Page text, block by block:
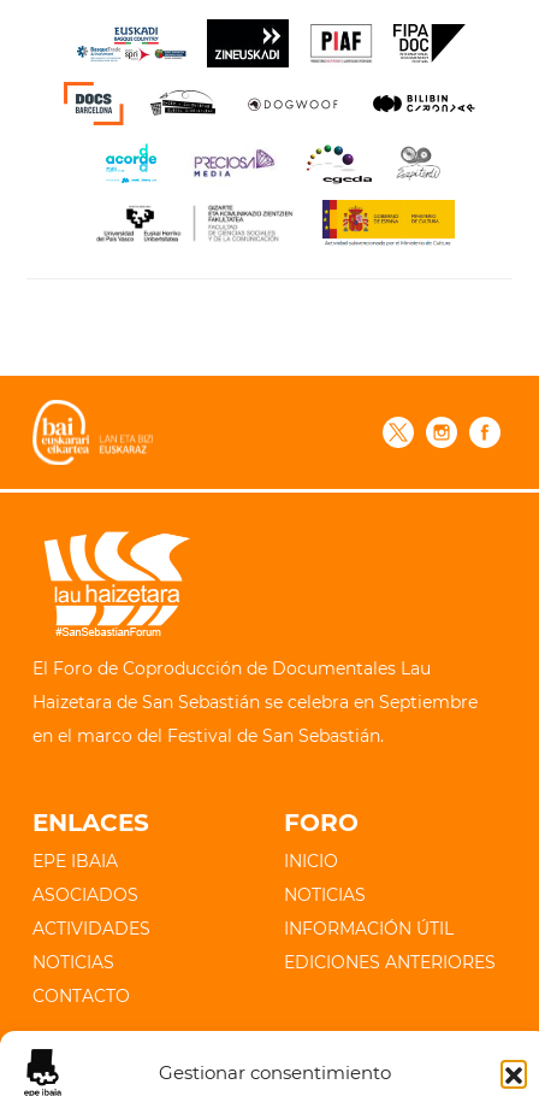
Gestionar consentimiento
El Foro de Coproducción de Documentales Lau
Haizetara de San Sebastián se celebra en Septiembre
en el marco del Festival de San Sebastián.
ENLACES
EPE IBAIA
ASOCIADOS
ACTIVIDADES
NOTICIAS
CONTACTO
FORO
INICIO
NOTICIAS
INFORMACIÓN ÚTIL
EDICIONES ANTERIORES
CONTACTO